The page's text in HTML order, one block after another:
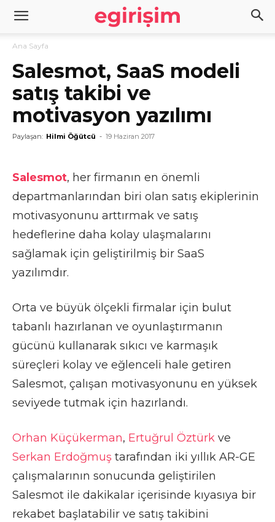
Ana Sayfa
Salesmot, SaaS modeli
satış takibi ve
motivasyon yazılımı
Paylaşan: Hilmi Öğütcü - 19 Haziran 2017
Salesmot, her firmanın en önemli
departmanlarından biri olan satış ekiplerinin
motivasyonunu arttırmak ve satış
hedeflerine daha kolay ulaşmalarını
sağlamak için geliştirilmiş bir SaaS
yazılımdır.
Orta ve büyük ölçekli firmalar için bulut
tabanlı hazırlanan ve oyunlaştırmanın
gücünü kullanarak sıkıcı ve karmaşık
süreçleri kolay ve eğlenceli hale getiren
Salesmot, çalışan motivasyonunu en yüksek
seviyede tutmak için hazırlandı.
Orhan Küçükerman, Ertuğrul Öztürk ve
Serkan Erdoğmuş tarafından iki yıllık AR-GE
çalışmalarının sonucunda geliştirilen
Salesmot ile dakikalar içerisinde kıyasıya bir
rekabet başlatabilir ve satış takibini